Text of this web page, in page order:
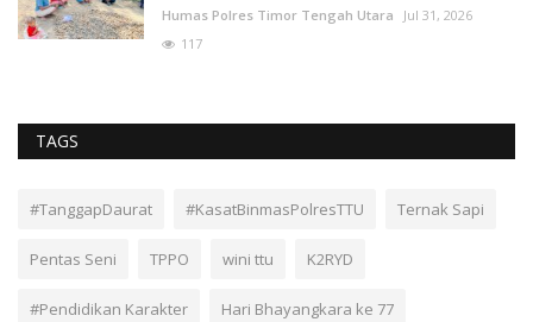
Humas Polres Timor Tengah Utara
Jul 31, 2026
117
TAGS
#TanggapDaurat #KasatBinmasPolresTTU Ternak Sapi
Pentas Seni TPPO wini ttu K2RYD
#Pendidikan Karakter Hari Bhayangkara ke 77